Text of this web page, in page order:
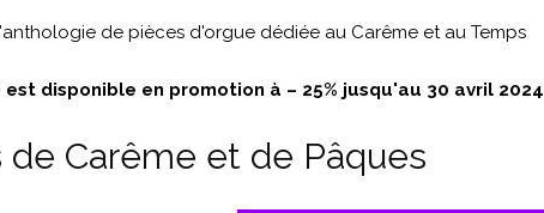
de pièces d'orgue dédiée au Carême et au Temps
disponible en promotion à – 25% jusqu'au 30 avril 2024
Carême et de Pâques